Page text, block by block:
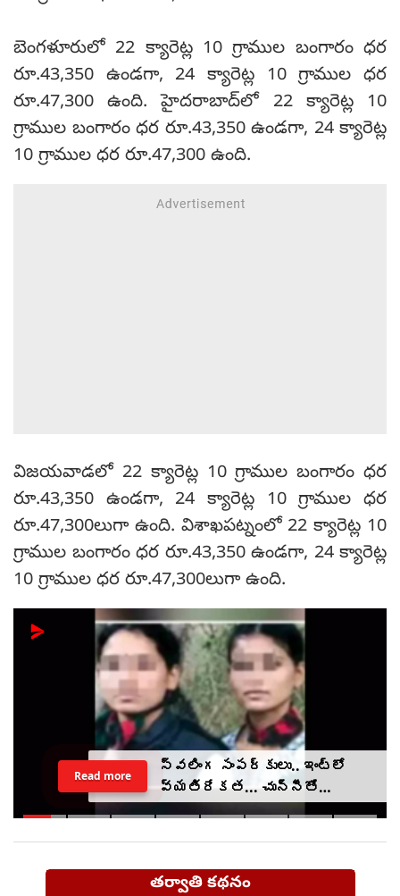
బెంగళూరులో 22 క్యారెట్ల 10 గ్రాముల బంగారం ధర
రూ.43,350 ఉండగా, 24 క్యారెట్ల 10 గ్రాముల ధర
రూ.47,300 ఉంది. హైదరాబాద్‌లో 22 క్యారెట్ల 10
గ్రాముల బంగారం ధర రూ.43,350 ఉండగా, 24 క్యారెట్ల
10 గ్రాముల ధర రూ.47,300 ఉంది.
విజయవాడలో 22 క్యారెట్ల 10 గ్రాముల బంగారం ధర
రూ.43,350 ఉండగా, 24 క్యారెట్ల 10 గ్రాముల ధర
రూ.47,300లుగా ఉంది. విశాఖపట్నంలో 22 క్యారెట్ల 10
గ్రాముల బంగారం ధర రూ.43,350 ఉండగా, 24 క్యారెట్ల
10 గ్రాముల ధర రూ.47,300లుగా ఉంది.
స్వలింగ సంపర్కులు.. ఇంట్లో
వ్యతిరేకత... చున్నీతో
ఉరేసుకుని ఆత్మహత్య
Read more
తర్వాతి కథనం